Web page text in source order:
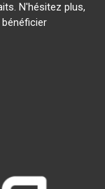
N'hésitez plus,